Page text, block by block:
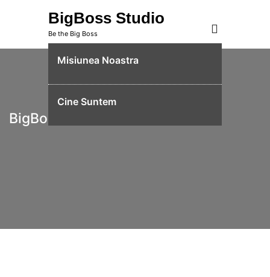
BigBoss Studio
Be the Big Boss
Misiunea Noastra
Cine Suntem
BigBoss Studio